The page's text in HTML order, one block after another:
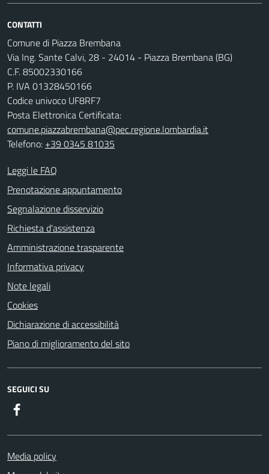
CONTATTI
Comune di Piazza Brembana
Via Ing. Sante Calvi, 28 - 24014 - Piazza Brembana (BG)
C.F. 85002330166
P. IVA 01328450166
Codice univoco UF8RF7
Posta Elettronica Certificata:
comune.piazzabrembana@pec.regione.lombardia.it
Telefono: +39 0345 81035
Leggi le FAQ
Prenotazione appuntamento
Segnalazione disservizio
Richiesta d'assistenza
Amministrazione trasparente
Informativa privacy
Note legali
Cookies
Dichiarazione di accessibilità
Piano di miglioramento del sito
SEGUICI SU
Media policy